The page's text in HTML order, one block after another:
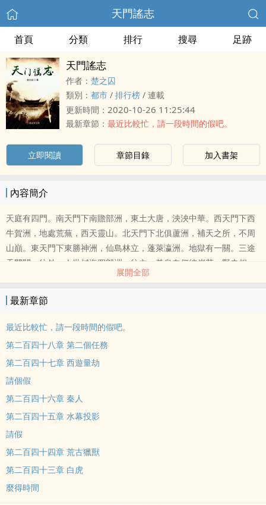
天門謠志
首頁 分類 排行 搜尋 足跡
天門謠志
作者： 楚之囚
類別： 都市 / 排行榜 / 連載
更新時間： 2020-10-26 11:25:44
最新章節： 最近比較忙，請一段時間的假吧。
立即閱讀 章節目錄 加入書架
內容簡介
天庭有四門。南天門下南贍部洲，東土大唐，泱泱中華。西天門下西
牛賀洲，地處荒蕪，西天靈山。北天門下北俱蘆洲，補天之所，不周
山巔。東天門下東勝神洲，仙島林立，蓬萊瀛洲。地獄有一關。三途
天門關，往外，人世鹹海四部洲，往內，黃泉奈何彼岸花。野史相
傳，自大明劉伯溫揮劍斷天地之橋，五座天門永世塵封，後世再不見
深處的歌謠，天門上颯颯抖落的灰塵，開啟五塊奇幻魍魎的遺蹟。
展開全部
最新章節
最近比較忙，請一段時間的假吧。
第二百四十八章 第二個任務
第二百四十七章 西遊量劫
請個假
第二百四十六章 秦人
第二百四十五章 水幕投影
請假
第二百四十四章 荒古獵獸
第二百四十三章 白虎
麼得時間